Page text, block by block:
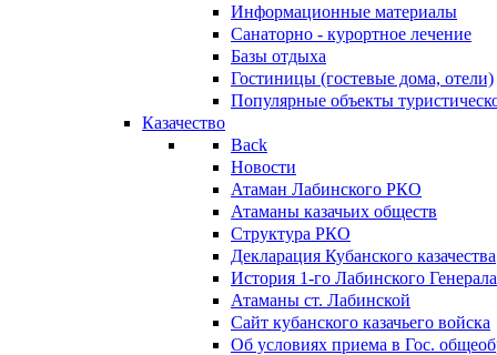
Информационные материалы
Санаторно - курортное лечение
Базы отдыха
Гостиницы (гостевые дома, отели)
Популярные объекты
Казачество
Back
Новости
Атаман Лабинского РКО
Атаманы казачьих обществ
Структура РКО
Декларация Кубанского казачества
История 1-го Лабинского
Атаманы ст. Лабинской
Cайт кубанского казачьего войска
Об условиях приема в Гос.